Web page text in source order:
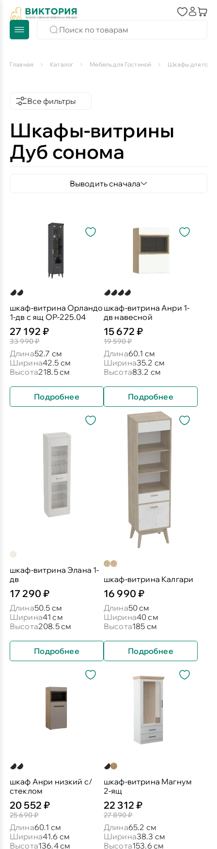
Главная Каталог Мебель для Гостиной Шкафы для
Все фильтры
Шкафы-витрины
Дуб сонома
Выводить сначала
шкаф-витрина Орландо
1-дв с ящ ОР-225.04
27 192 ₽
33 990 ₽
Длина52.7 см
Ширина42.5 см
Высота218.5 см
Подробнее
шкаф-витрина Анри 1-
дв навесной
15 672 ₽
19 590 ₽
Длина60.1 см
Ширина35.2 см
Высота83.2 см
Подробнее
шкаф-витрина Элана 1-
дв
17 290 ₽
Длина50.5 см
Ширина41 см
Высота208.5 см
Подробнее
шкаф-витрина Калгари
16 990 ₽
Длина50 см
Ширина40 см
Высота185 см
Подробнее
шкаф Анри низкий с/
стеклом
20 552 ₽
25 690 ₽
Длина60.1 см
Ширина41.6 см
Высота136.4 см
шкаф-витрина Магнум
2-ящ
22 312 ₽
27 890 ₽
Длина65.2 см
Ширина38.3 см
Высота153.6 см